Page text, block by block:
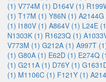
(1) V774M (1) D164V (1)
(1) T17M (1) Y86N (1) A2144G
(1) I180V (1) A864V (1) L24E
N1303K (1) R1623Q (1)
V773M (1) G212A (1) A997T
(1) G80A (1) E62D (1) E274Q
(1) G211A (1) D76Y (1)
(1) M1106C (1) F121Y (1)